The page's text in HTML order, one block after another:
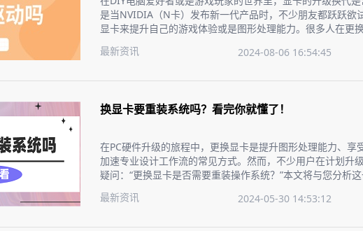
是当NVIDIA（N卡）发布新一代产品时，不少朋友都跃跃欲
显卡来提升自己的游戏体验或是图形处理能力。很多人在更
手，无忧升级。
最新资讯 2024-08-06 16:54:45
换显卡要重装系统吗？看完你就懂了！
在PC硬件升级的旅程中，更换显卡是提升图形处理能力、享
加速专业设计工作流的常见方式。然而，不少用户在计划升
疑问：“更换显卡是否需要重装操作系统？”本文将与您分析
最新资讯 2024-05-30 14:53:12